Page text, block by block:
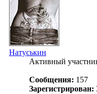
Натуськин
Активный
Сообщения: 157
Зарегистрирован: